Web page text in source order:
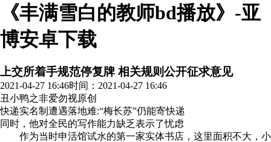
《丰满雪白的教师bd播放》-亚
博安卓下载
上交所着手规范停复牌 相关规则公开征求意见
2021-04-27 16:46时间：2021-04-27 16:46
丑小鸭之非爱勿视原创
快递实名制遭遇落地难:“梅长苏”仍能寄快递
同时，他对全民的写作能力缺乏表示了忧虑
作为当时申活馆试水的第一家实体书店，这里面积不大，小